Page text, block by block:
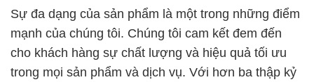
Sự đa dạng của sản phẩm là một trong những điểm
mạnh của chúng tôi. Chúng tôi cam kết đem đến
cho khách hàng sự chất lượng và hiệu quả tối ưu
trong mọi sản phẩm và dịch vụ. Với hơn ba thập kỷ